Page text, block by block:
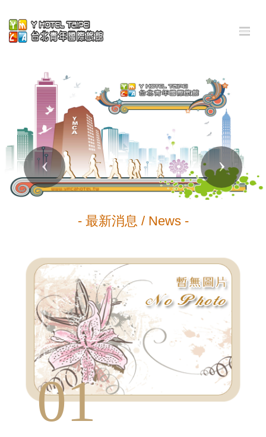
Previous Next
- 最新消息 / News -
01